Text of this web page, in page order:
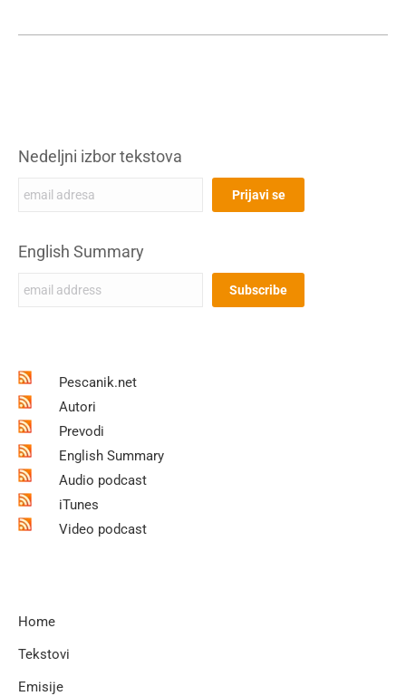
Nedeljni izbor tekstova
English Summary
Pescanik.net
Autori
Prevodi
English Summary
Audio podcast
iTunes
Video podcast
Home
Tekstovi
Emisije